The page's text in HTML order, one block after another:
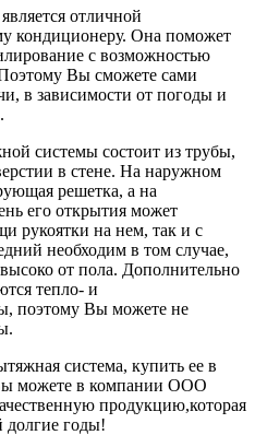
отличной
кондиционеру. Она поможет
с возможностью
Вы сможете сами
в зависимости от погоды и
системы состоит из трубы,
в стене. На наружном
решетка, а на
его открытия может
рукоятки на нем, так и с
необходим в том случае,
от пола. Дополнительно
тепло- и
поэтому Вы можете не
система, купить ее в
можете в компании ООО
продукцию,которая
долгие годы!